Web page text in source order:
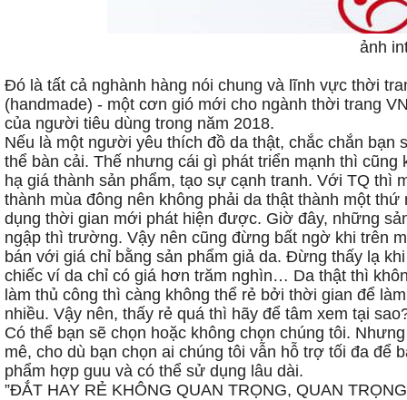
ảnh
Đó là tất cả nghành hàng nói chung và lĩnh vực thời
(handmade) - một cơn gió mới cho ngành thời trang
của người tiêu dùng trong năm 2018.
Nếu là một người yêu thích đồ da thật, chắc chắn bạn
thể bàn cải. Thế nhưng cái gì phát triển mạnh thì
hạ giá thành sản phẩm, tạo sự cạnh tranh. Với TQ thì
thành mùa đông nên không phải da thật thành một
dụng thời gian mới phát hiện được. Giờ đây, những
ngập thì trường. Vậy nên cũng đừng bất ngờ khi trên
bán với giá chỉ bằng sản phẩm giả da. Đừng thấy lạ
chiếc ví da chỉ có giá hơn trăm nghìn… Da thật thì
làm thủ công thì càng không thể rẻ bởi thời gian để
nhiều. Vậy nên, thấy rẻ quá thì hãy để tâm xem tại
Có thể bạn sẽ chọn hoặc không chọn chúng tôi.
mê, cho dù bạn chọn ai chúng tôi vẫn hỗ trợ tối đa để
phẩm hợp guu và có thể sử dụng lâu dài.
”ĐẮT HAY RẺ KHÔNG QUAN TRỌNG, QUAN